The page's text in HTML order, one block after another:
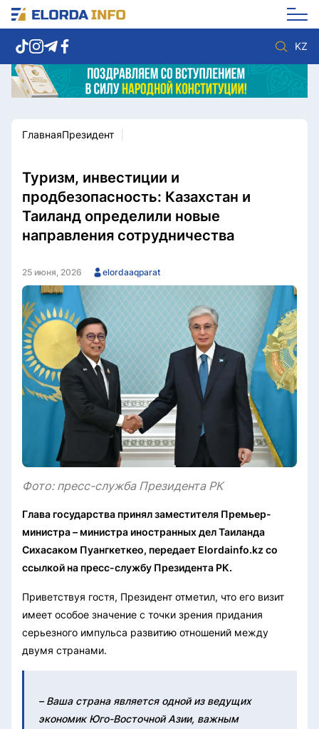
KZ
Новости столицы
Спорт
Культура
Разное
Мнение
Видео
Мир
Послание
Служба Комплаенс
Этический кодекс
Служу стране
ГлавнаяПрезидент
Туризм, инвестиции и
продбезопасность: Казахстан и
Таиланд определили новые
направления сотрудничества
25 июня, 2026 elordaaqparat
Фото: пресс-служба Президента РК
Глава государства принял заместителя Премьер-
министра – министра иностранных дел Таиланда
Сихасаком Пуангкеткео, передает Elordainfo.kz со
ссылкой на пресс-службу Президента РК.
Приветствуя гостя, Президент отметил, что его визит
имеет особое значение с точки зрения придания
серьезного импульса развитию отношений между
двумя странами.
– Ваша страна является одной из ведущих
экономик Юго-Восточной Азии, важным